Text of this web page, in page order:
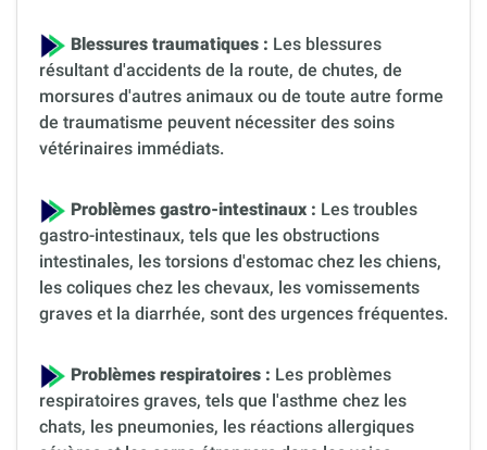
Blessures traumatiques : Les blessures
résultant d'accidents de la route, de chutes, de
morsures d'autres animaux ou de toute autre forme
de traumatisme peuvent nécessiter des soins
vétérinaires immédiats.
Problèmes gastro-intestinaux : Les troubles
gastro-intestinaux, tels que les obstructions
intestinales, les torsions d'estomac chez les chiens,
les coliques chez les chevaux, les vomissements
graves et la diarrhée, sont des urgences fréquentes.
Problèmes respiratoires : Les problèmes
respiratoires graves, tels que l'asthme chez les
chats, les pneumonies, les réactions allergiques